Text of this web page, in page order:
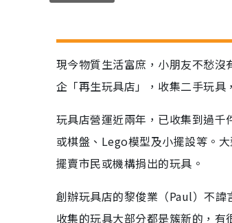
現今物質生活富庶，小朋友不愁
企「再生玩具店」，收集二手玩具
玩具店營運近兩年，已收集到過
或棋盤、Lego模型及小擺設等。
擺賣市民或機構捐出的玩具。
創辦玩具店的黎俊業（Paul）不
收集的玩具大部分都是簇新的，有